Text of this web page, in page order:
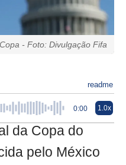
- Foto: Divulgação Fifa
readme
0:00 1.0x
da Copa do
pelo México